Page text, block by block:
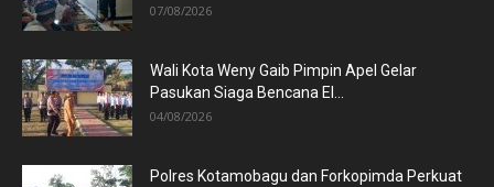
07/08/2026
Wali Kota Weny Gaib Pimpin Apel Gelar
Pasukan Siaga Bencana El...
04/08/2026
Polres Kotamobagu dan Forkopimda Perkuat